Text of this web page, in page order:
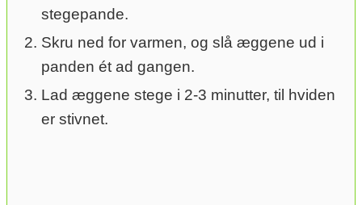
stegepande.
Skru ned for varmen, og slå æggene ud i
panden ét ad gangen.
Lad æggene stege i 2-3 minutter, til hviden
er stivnet.